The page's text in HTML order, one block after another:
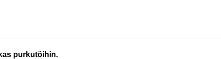
purkutöihin.